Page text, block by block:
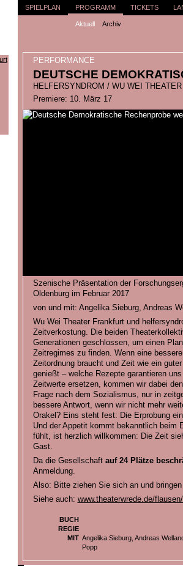
SPIELPLAN PROGRAMM
Aktuell Archiv
TICKETS
PERFORMANCE
DEUTSCHE
HELFERSYNDROM / WU WEI
Premiere: 10. März 17
Szenische Präsentation der
Oldenburg im Februar 2017
von und mit: Angelika Sieburg, Andreas
Wu Wei Theater Frankfurt und
Zeitverkostung. Die beiden
Generationen geschlossen, um einen
Zeitregimes zu finden. Wenn eine
Zeitordnung braucht und Zeit wie ein
genießt – welche Rezepte garantieren
Zeitwerte ersetzen, kommen wir dabei
Frage nach dem Sozialismus, nur in
bessere Antwort, wenn wir nicht mehr
Orakel? Eins steht fest: Die Erprobung
Und der Appetit kommt bekanntlich beim
fühlt, ist herzlich willkommen: Die Zeit
Gast.
Da die Gesellschaft auf 24 Plätze
Anmeldung.
Also: Bitte ziehen Sie sich an und
Siehe auch: www.theaterwrede.de/
BUCH
REGIE
MIT Angelika Sieburg, Andreas
Popp